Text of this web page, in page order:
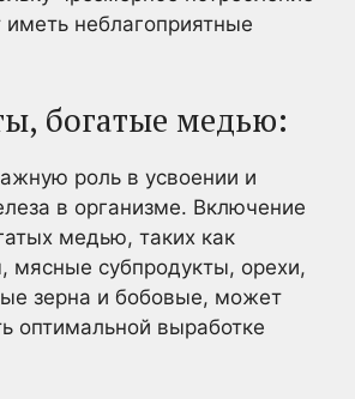
неблагоприятные
богатые медью:
роль в усвоении и
в организме. Включение
медью, таких как
мясные субпродукты, орехи,
зерна и бобовые, может
оптимальной выработке